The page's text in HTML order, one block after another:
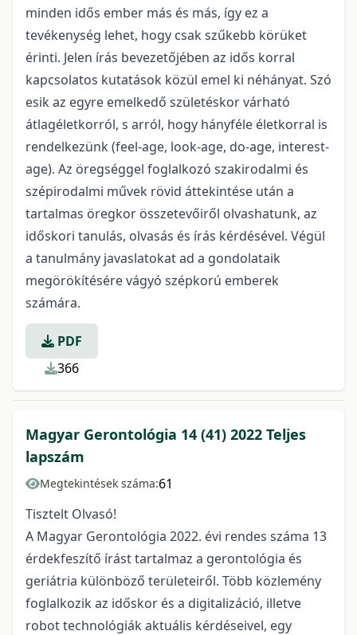
minden idős ember más és más, így ez a
tevékenység lehet, hogy csak szűkebb körüket
érinti. Jelen írás bevezetőjében az idős korral
kapcsolatos kutatások közül emel ki néhányat. Szó
esik az egyre emelkedő születéskor várható
átlagéletkorról, s arról, hogy hányféle életkorral is
rendelkezünk (feel-age, look-age, do-age, interest-
age). Az öregséggel foglalkozó szakirodalmi és
szépirodalmi művek rövid áttekintése után a
tartalmas öregkor összetevőiről olvashatunk, az
időskori tanulás, olvasás és írás kérdésével. Végül
a tanulmány javaslatokat ad a gondolataik
megörökítésére vágyó szépkorú emberek
számára.
PDF
366
Magyar Gerontológia 14 (41) 2022 Teljes
lapszám
Megtekintések száma:61
Tisztelt Olvasó!
A Magyar Gerontológia 2022. évi rendes száma 13
érdekfeszítő írást tartalmaz a gerontológia és
geriátria különböző területeiről. Több közlemény
foglalkozik az időskor és a digitalizáció, illetve
robot technológiák aktuális kérdéseivel, egy